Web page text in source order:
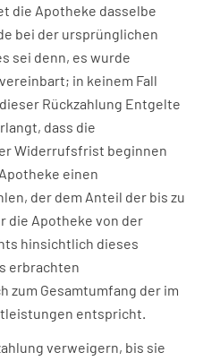
die Apotheke dasselbe
bei der ursprünglichen
sei denn, es wurde
in keinem Fall
Rückzahlung Entgelte
dass die
Widerrufsfrist beginnen
einen
der dem Anteil der bis zu
die Apotheke von der
hinsichtlich dieses
erbrachten
zum Gesamtumfang der im
entspricht.
verweigern, bis sie